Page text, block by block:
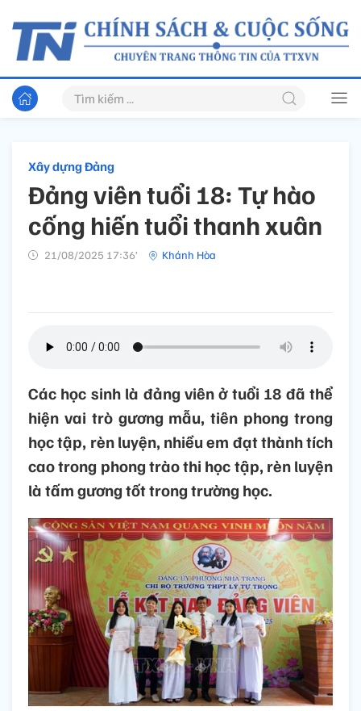
Xây dựng Đảng
Đảng viên tuổi 18: Tự hào
cống hiến tuổi thanh xuân
21/08/2025 17:36’ Khánh Hòa
Các học sinh là đảng viên ở tuổi 18 đã thể
hiện vai trò gương mẫu, tiên phong trong
học tập, rèn luyện, nhiều em đạt thành tích
cao trong phong trào thi học tập, rèn luyện
là tấm gương tốt trong trường học.